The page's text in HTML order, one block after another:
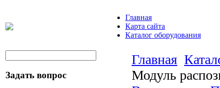
Главная
Карта сайта
Каталог оборудования
Задать вопрос
Главная
Модуль